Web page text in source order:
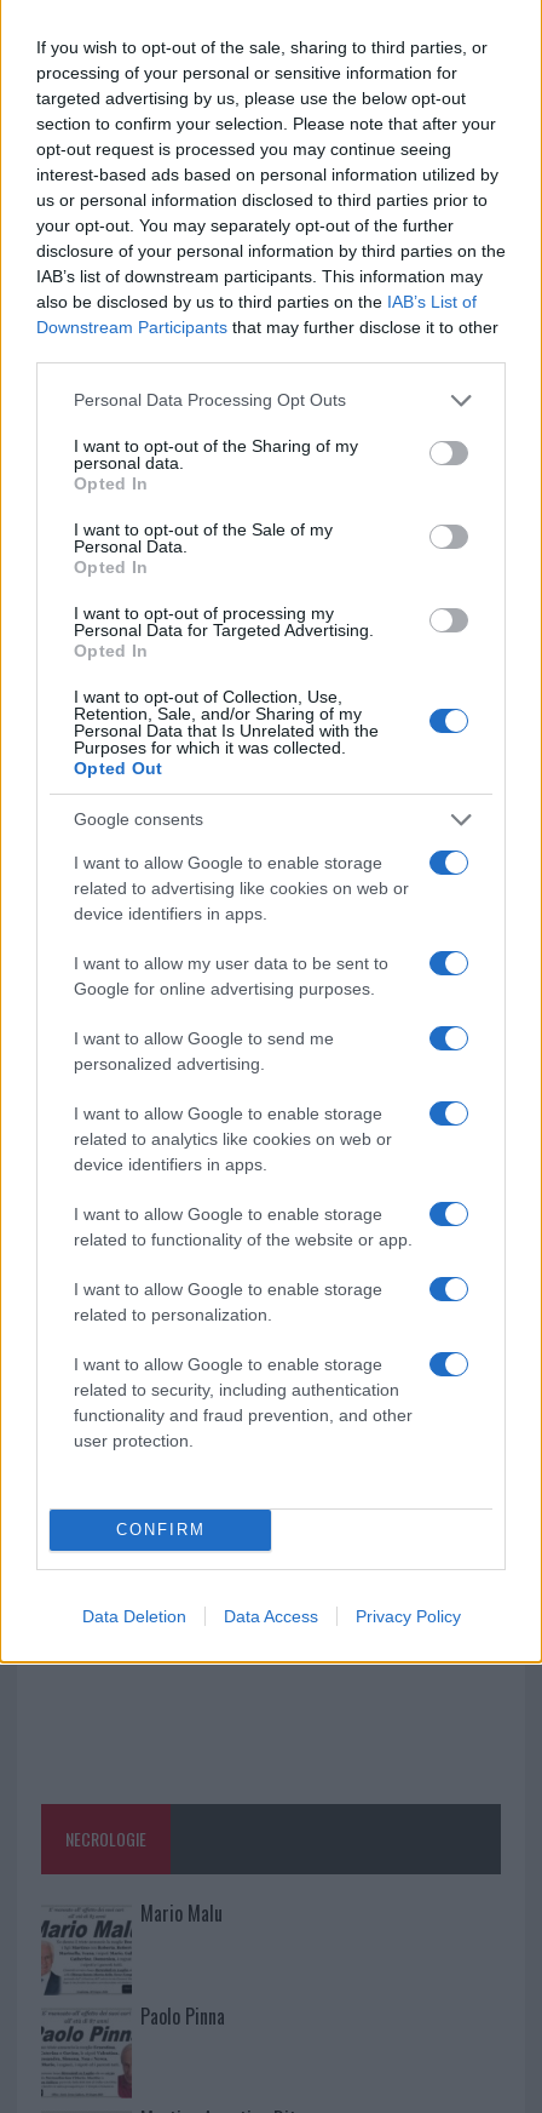
If you wish to opt-out of the sale, sharing to third parties, or
processing of your personal or sensitive information for
targeted advertising by us, please use the below opt-out
section to confirm your selection. Please note that after your
opt-out request is processed you may continue seeing
interest-based ads based on personal information utilized by
us or personal information disclosed to third parties prior to
your opt-out. You may separately opt-out of the further
disclosure of your personal information by third parties on the
IAB’s list of downstream participants. This information may
also be disclosed by us to third parties on the IAB’s List of
Downstream Participants that may further disclose it to other
Please note that this website/app uses one or more Google
not limited to your visit or usage behaviour. You may click to
grant or deny consent to Google and its third-party tags to
use your data for below specified purposes in below Google
consent section.
Personal Data Processing Opt Outs
I want to opt-out of the Sharing of my
personal data.
Opted In
I want to opt-out of the Sale of my
Personal Data.
Opted In
I want to opt-out of processing my
Personal Data for Targeted Advertising.
Opted In
I want to opt-out of Collection, Use,
Retention, Sale, and/or Sharing of my
Personal Data that Is Unrelated with the
Purposes for which it was collected.
Opted Out
Google consents
I want to allow Google to enable storage
related to advertising like cookies on web or
device identifiers in apps.
I want to allow my user data to be sent to
Google for online advertising purposes.
I want to allow Google to send me
personalized advertising.
I want to allow Google to enable storage
related to analytics like cookies on web or
device identifiers in apps.
I want to allow Google to enable storage
related to functionality of the website or app.
I want to allow Google to enable storage
related to personalization.
I want to allow Google to enable storage
related to security, including authentication
functionality and fraud prevention, and other
user protection.
CONFIRM
Data Deletion Data Access Privacy Policy
345 356 7512
Notizie in tempo reale?
Entra nel canale telegram di
GalluraOggi.it
daGoogle News
Condividi l'articolo
a
ce
b
o
o
k
w
it
te
r
Pi
n
re
st
h
s
A
p
S
h
re
Prossimo articolo
NOTIZIE RECENTI
Sangue, musica e solidarietà con Avis Olbia al
Delta Center
Meteo Olbia 9 agosto, temperature in calo
va avanti: “Sicilia, ci sono”
mondo per una notte
Giorgia Meloni a La Maddalena, la vicesindaco:
“Orgoglio e discrezione per visita privata̶…
Incendio nella notte a Olbia, a fuoco due furgoni
vigili del fuoco a Rudalza
NECROLOGIE
Mario Malu
Paolo Pinna